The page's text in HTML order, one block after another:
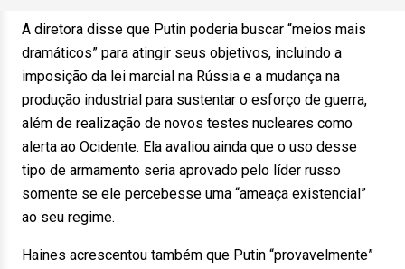
A diretora disse que Putin poderia buscar “meios mais
dramáticos” para atingir seus objetivos, incluindo a
imposição da lei marcial na Rússia e a mudança na
produção industrial para sustentar o esforço de guerra,
além de realização de novos testes nucleares como
alerta ao Ocidente. Ela avaliou ainda que o uso desse
tipo de armamento seria aprovado pelo líder russo
somente se ele percebesse uma “ameaça existencial”
ao seu regime.
Haines acrescentou também que Putin “provavelmente”